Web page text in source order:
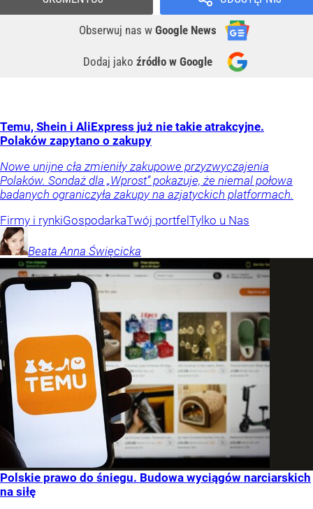
Obserwuj nas w Google News
Dodaj jako źródło w Google
Temu, Shein i AliExpress już nie takie atrakcyjne.
Polaków zapytano o zakupy
Nowe unijne cła zmieniły zakupowe przyzwyczajenia
Polaków. Sondaż dla „Wprost” pokazuje, że niemal połowa
badanych ograniczyła zakupy na azjatyckich platformach.
Firmy i rynkiGospodarkaTwój portfelTylko u Nas
Beata Anna Święcicka
Polskie prawo do śniegu. Budowa wyciągów narciarskich
na siłę